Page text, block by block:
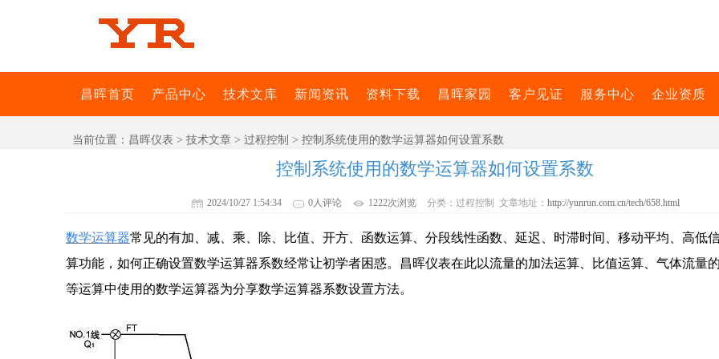
昌晖首页 产品中心 技术文库 新闻资讯 资料下载 昌晖家园 客户见证 服务中心 企业资质
当前位置： 昌晖仪表 > 技术文章 > 过程控制 > 控制系统使用的数学运算器如何设置系数
控制系统使用的数学运算器如何设置系数
2024/10/27 1:54:34 0人评论 1222次浏览 分类：过程控制 文章地址： http://yunrun.com.cn/tech/658.html
数学运算器常见的有加、减、乘、除、比值、开方、函数运算、分段线性函数、延迟、时滞时间、移动平均、高低
算功能，如何正确设置数学运算器系数经常让初学者困惑。昌晖仪表在此以流量的加法运算、比值运算、气体流量
等运算中使用的数学运算器为分享数学运算器系数设置方法。